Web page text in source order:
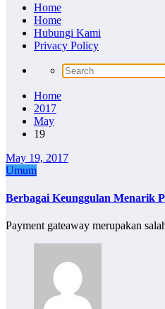
Home
Home
Hubungi Kami
Privacy Policy
Home
2017
May
19
May 19, 2017
Umum
Berbagai Keunggulan Menarik
Payment gateaway merupakan